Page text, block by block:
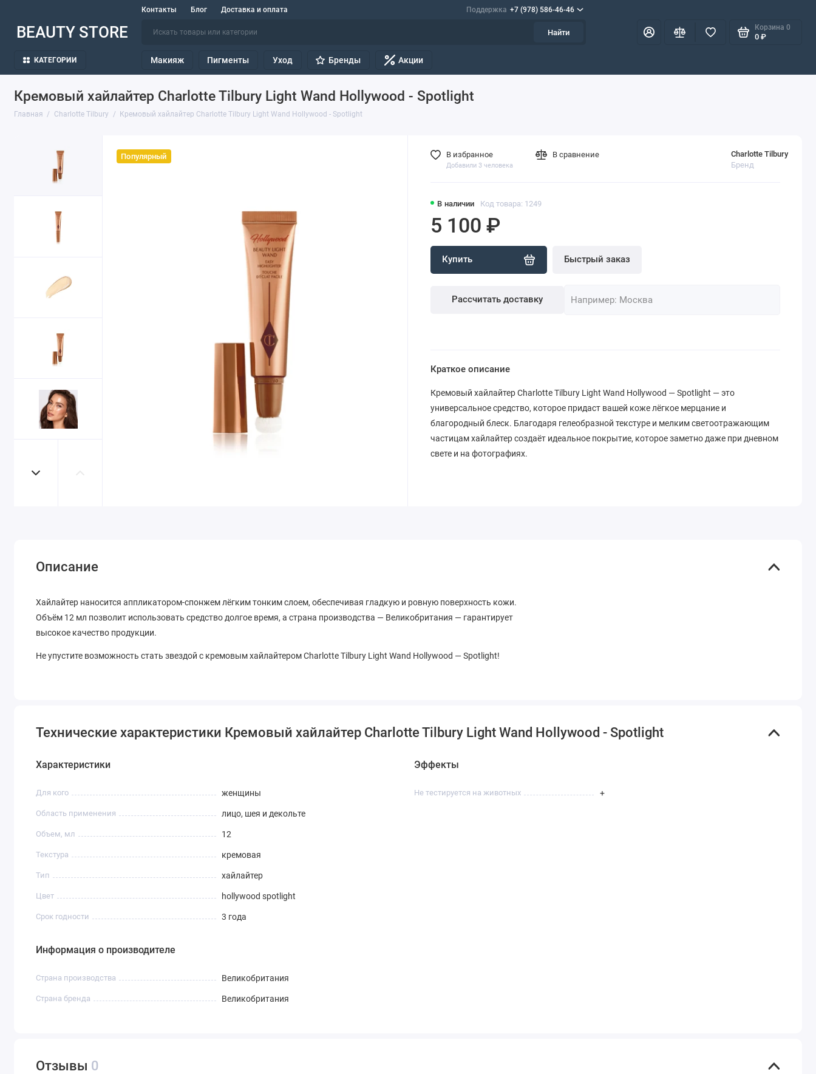
Контакты Блог Доставка и оплата Поддержка +7 (978) 586-46-46
BEAUTY STORE Найти
Корзина 0
0 ₽
КАТЕГОРИИ Макияж Пигменты Уход Бренды Акции
Кремовый хайлайтер Charlotte Tilbury Light Wand Hollywood - Spotlight
Главная Charlotte Tilbury Кремовый хайлайтер Charlotte Tilbury Light Wand Hollywood - Spotlight
Популярный
В наличии Код товара: 1249
Charlotte Tilbury
Бренд
5 100 ₽
Купить Быстрый заказ
Рассчитать доставку
В избранное
Добавили 3 человека
В сравнение
Краткое описание
Кремовый хайлайтер Charlotte Tilbury Light Wand Hollywood — Spotlight — это
универсальное средство, которое придаст вашей коже лёгкое мерцание и
благородный блеск. Благодаря гелеобразной текстуре и мелким светоотражающим
частицам хайлайтер создаёт идеальное покрытие, которое заметно даже при дневном
свете и на фотографиях.
Описание
Хайлайтер наносится аппликатором-спонжем лёгким тонким слоем, обеспечивая гладкую и ровную поверхность кожи.
Объём 12 мл позволит использовать средство долгое время, а страна производства — Великобритания — гарантирует
высокое качество продукции.
Не упустите возможность стать звездой с кремовым хайлайтером Charlotte Tilbury Light Wand Hollywood — Spotlight!
Технические характеристики Кремовый хайлайтер Charlotte Tilbury Light Wand Hollywood - Spotlight
Характеристики
Для кого женщины
Область применения лицо, шея и декольте
Объем, мл 12
Текстура кремовая
Тип хайлайтер
Цвет hollywood spotlight
Срок годности 3 года
Эффекты
Не тестируется на животных +
Информация о производителе
Страна производства Великобритания
Страна бренда Великобритания
Отзывы 0